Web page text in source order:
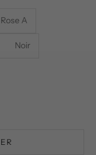
Rose A
Noir